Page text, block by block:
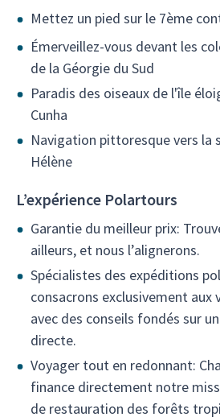
Mettez un pied sur le 7ème
Émerveillez-vous devant les
de la Géorgie du Sud
Paradis des oiseaux de l'île
Cunha
Navigation pittoresque vers la
Hélène
L’expérience Polartours
Garantie du meilleur prix:
ailleurs, et nous l’alignerons.
Spécialistes des expéditions
consacrons exclusivement aux
avec des conseils fondés sur
directe.
Voyager tout en redonnant:
finance directement notre
de restauration des forêts